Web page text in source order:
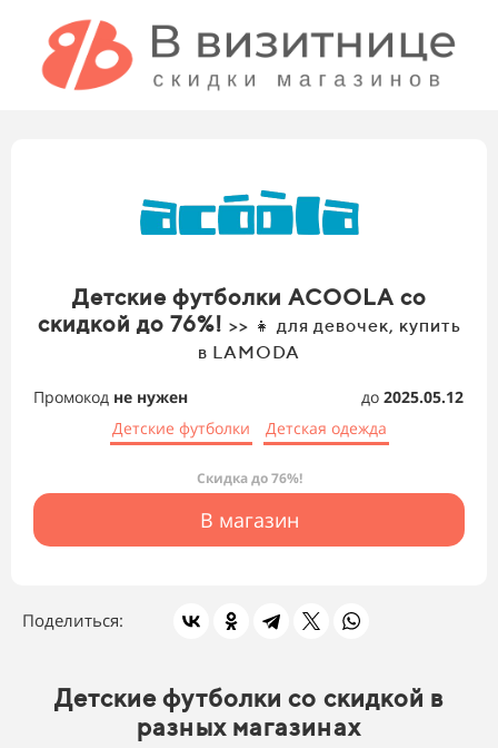
Детские футболки ACOOLA со
скидкой до 76%! >> 👧 для девочек, купить
в LAMODA
Промокод не нужен до 2025.05.12
Детские футболки
Детская одежда
Скидка до 76%!
В магазин
Поделиться:
Детские футболки со скидкой в
разных магазинах